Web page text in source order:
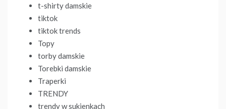
t-shirty damskie
tiktok
tiktok trends
Topy
torby damskie
Torebki damskie
Traperki
TRENDY
trendy w sukienkach